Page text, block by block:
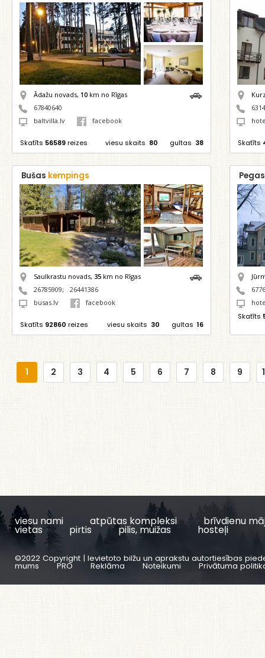
Ādažu novads,10 km no Rīgas
67840640
baltvilla.lv
facebook
Skatīts 56589reizes gultas 38
viesu skaits 80 Skatīts
Bušas kempings
Saulkrastu novads,35 km no Rīgas
26785909;
26441386
busas.lv
facebook
Skatīts 92860 reizes gultas 16
viesu skaits 30
Skatīts
1 2 3 4 5 6 7 8 9
viesu nami atpūtas kompleksi brīvdienu
vietas pirtis pilis, muižas hosteļi
©2022 Copyright | Ievietoto bilžu un aprakstu autortiesības
mums PRO Reklāma Noteikumi Privātuma